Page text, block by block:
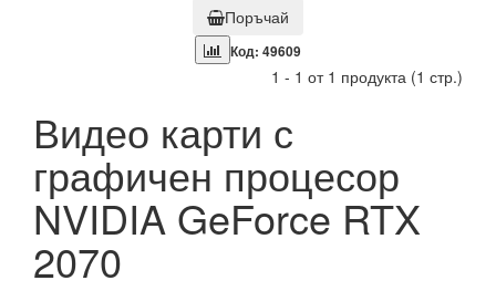
Поръчай
Код: 49609
1 - 1 от 1 продукта (1 стр.)
Видео карти с
графичен процесор
NVIDIA GeForce RTX
2070